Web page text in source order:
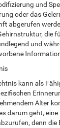
und
oder das
abgerufen
die
und
kann als
Alter
darum geht,
denn die